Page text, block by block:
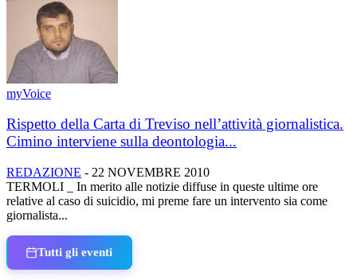
myVoice
Rispetto della Carta di Treviso nell’attività giornalistica.
Cimino interviene sulla deontologia...
REDAZIONE - 22 NOVEMBRE 2010
TERMOLI _ In merito alle notizie diffuse in queste ultime ore
relative al caso di suicidio, mi preme fare un intervento sia come
giornalista...
Tutti gli eventi